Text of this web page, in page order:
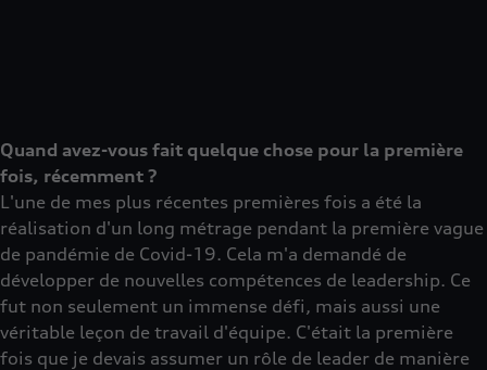
Quand avez-vous fait quelque chose pour la première
fois, récemment ?
L'une de mes plus récentes premières fois a été la
réalisation d'un long métrage pendant la première vague
de pandémie de Covid-19. Cela m'a demandé de
développer de nouvelles compétences de leadership. Ce
fut non seulement un immense défi, mais aussi une
véritable leçon de travail d'équipe. C'était la première
fois que je devais assumer un rôle de leader de manière